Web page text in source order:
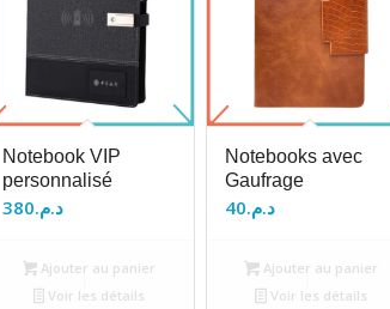
Notebook VIP
personnalisé
د.م.380
Ajouter au panier
Voir les détails
Notebooks avec
Gaufrage
د.م.40
Ajouter au panier
Voir les détails